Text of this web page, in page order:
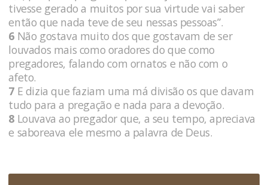
tivesse gerado a muitos por sua virtude vai saber
então que nada teve de seu nessas pessoas”.
6 Não gostava muito dos que gostavam de ser
louvados mais como oradores do que como
pregadores, falando com ornatos e não com o
afeto.
7 E dizia que faziam uma má divisão os que davam
tudo para a pregação e nada para a devoção.
8 Louvava ao pregador que, a seu tempo, apreciava
e saboreava ele mesmo a palavra de Deus.